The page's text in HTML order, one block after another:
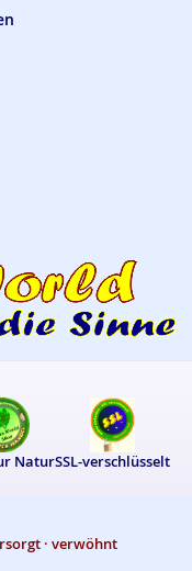
NaturSSL-verschlüsselt
· verwöhnt